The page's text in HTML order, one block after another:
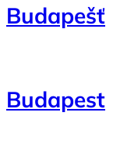
Budapešť
Budapest